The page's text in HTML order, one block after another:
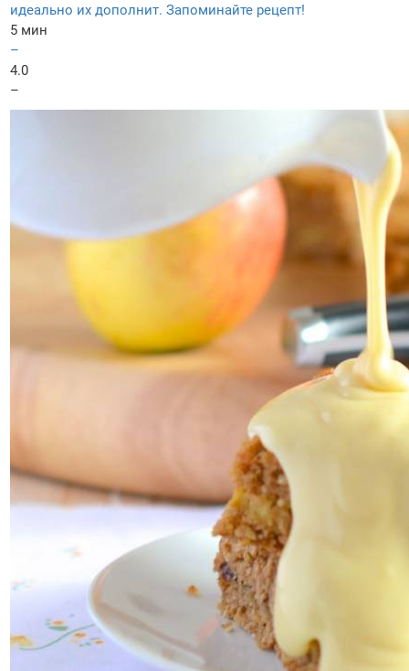
идеально их дополнит. Запоминайте рецепт!
5 мин
–
4.0
–